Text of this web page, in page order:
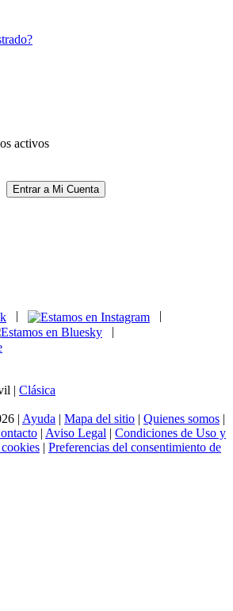
activos
Entrar a Mi Cuenta
|
| Clásica
| Ayuda | Mapa del sitio | Quienes somos |
| Aviso Legal | Condiciones de Uso y
| Preferencias del consentimiento de